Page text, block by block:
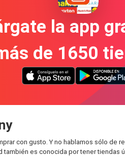
la app
de 1650
con gusto. Y no hablamos sólo
es conocida por tener